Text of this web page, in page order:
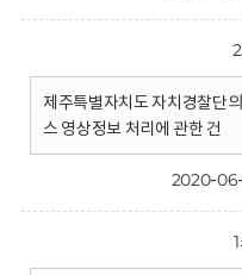
제주특별자치도 자치경찰단
스 영상정보 처리에 관한 건
2020-